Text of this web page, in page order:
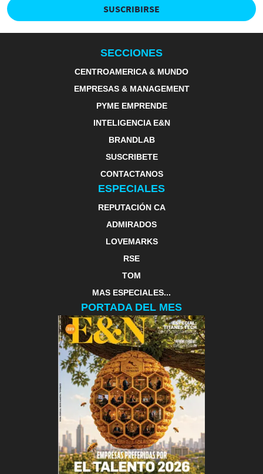
SUSCRIBIRSE
SECCIONES
CENTROAMERICA & MUNDO
EMPRESAS & MANAGEMENT
PYME EMPRENDE
INTELIGENCIA E&N
BRANDLAB
SUSCRIBETE
CONTACTANOS
ESPECIALES
REPUTACIÓN CA
ADMIRADOS
LOVEMARKS
RSE
TOM
MAS ESPECIALES...
PORTADA DEL MES